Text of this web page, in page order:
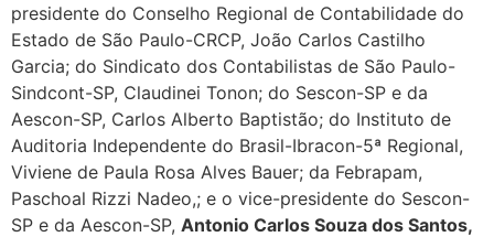
presidente do Conselho Regional de Contabilidade do
Estado de São Paulo-CRCP, João Carlos Castilho
Garcia; do Sindicato dos Contabilistas de São Paulo-
Sindcont-SP, Claudinei Tonon; do Sescon-SP e da
Aescon-SP, Carlos Alberto Baptistão; do Instituto de
Auditoria Independente do Brasil-Ibracon-5ª Regional,
Viviene de Paula Rosa Alves Bauer; da Febrapam,
Paschoal Rizzi Nadeo,; e o vice-presidente do Sescon-
SP e da Aescon-SP, Antonio Carlos Souza dos Santos,